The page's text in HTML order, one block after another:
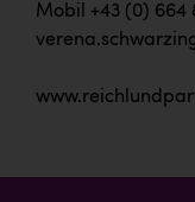
Mobil +43 (0) 664